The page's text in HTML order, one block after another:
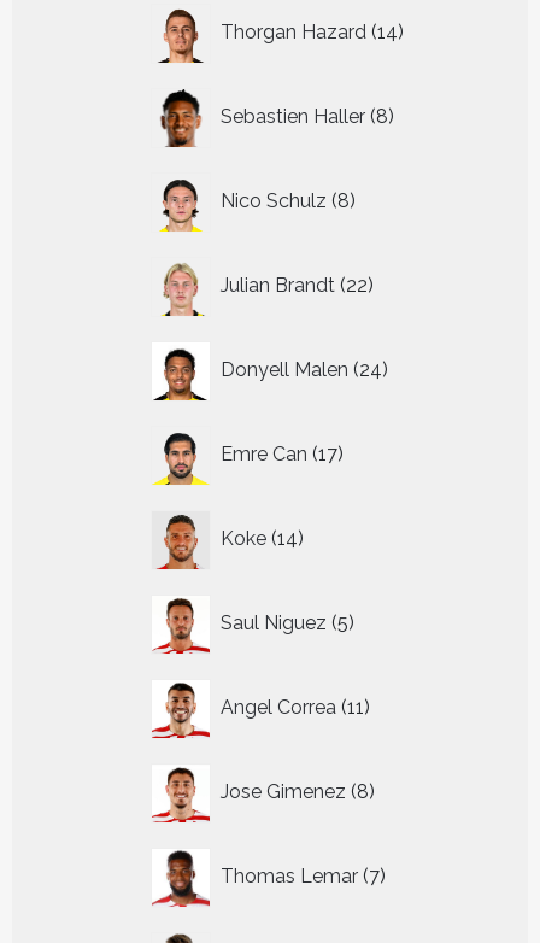
Thorgan Hazard 14
producten
Sebastien Haller 8
producten
Nico Schulz 8
producten
Julian Brandt 22
producten
Donyell Malen 24
producten
Emre Can 17
producten
Koke 14
producten
Saul Niguez 5
producten
Angel Correa 11
producten
Jose Gimenez 8
producten
Thomas Lemar 7
producten